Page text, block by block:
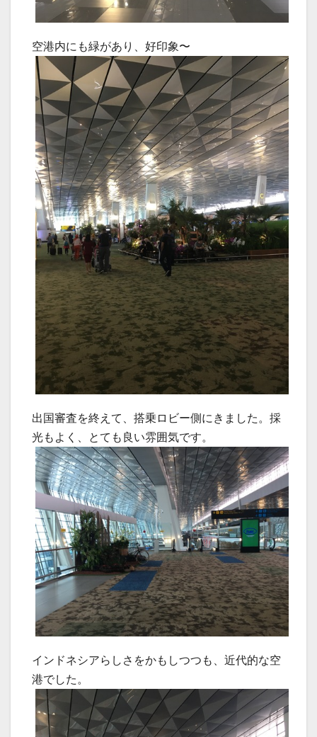
空港内にも緑があり、好印象〜
出国審査を終えて、搭乗ロビー側にきました。採
光もよく、とても良い雰囲気です。
インドネシアらしさをかもしつつも、近代的な空
港でした。